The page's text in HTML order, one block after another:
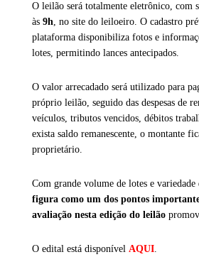
O leilão será totalmente eletrônico, com
às 9h, no site do leiloeiro. O cadastro
plataforma disponibiliza fotos e
lotes, permitindo lances antecipados.
O valor arrecadado será utilizado para
próprio leilão, seguido das despesas de
veículos, tributos vencidos, débitos
exista saldo remanescente, o montante
proprietário.
Com grande volume de lotes e variedade
figura como um dos pontos
avaliação nesta edição do leilão
O edital está disponível AQUI.